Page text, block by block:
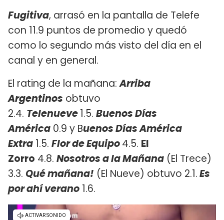
Fugitiva, arrasó en la pantalla de Telefe
con 11.9 puntos de promedio y quedó
como lo segundo más visto del día en el
canal y en general.
El rating de la mañana:Arriba
Argentinos obtuvo
2.4. Telenueve1.5. Buenos Días
América 0.9 y Buenos Días América
Extra 1.5. Flor de Equipo4.5. El
Zorro 4.8. Nosotros a la Mañana (El Trece)
3.3. Qué mañana! (El Nueve) obtuvo 2.1.Es
por ahí verano 1.6.